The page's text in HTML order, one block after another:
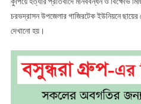
চরভদ্রাসন উপজেলার গাজিরটেক ইউনিয়নে
দেখানো হয়।